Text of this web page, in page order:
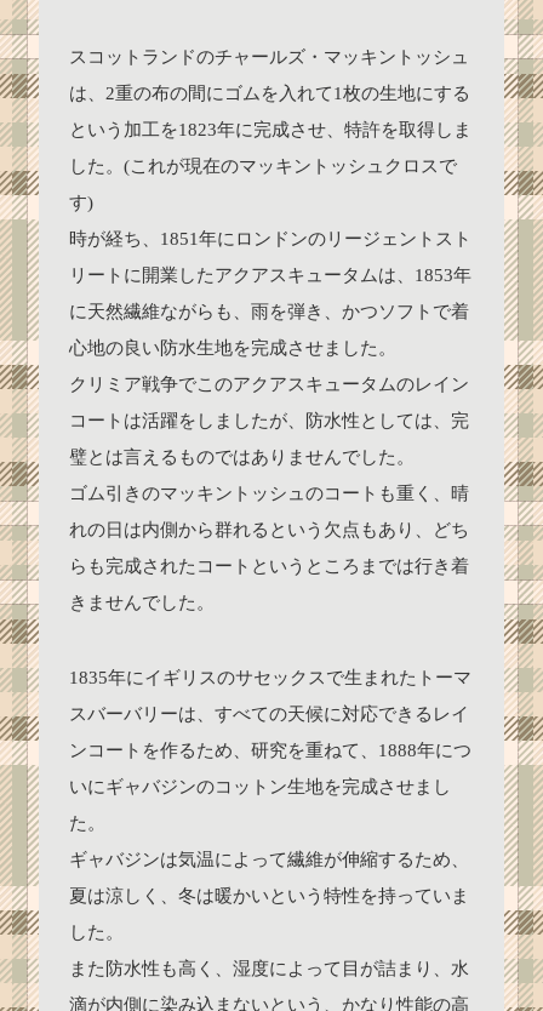
スコットランドのチャールズ・マッキントッシュ
は、2重の布の間にゴムを入れて1枚の生地にする
という加工を1823年に完成させ、特許を取得しま
した。(これが現在のマッキントッシュクロスで
す)
時が経ち、1851年にロンドンのリージェントスト
リートに開業したアクアスキュータムは、1853年
に天然繊維ながらも、雨を弾き、かつソフトで着
心地の良い防水生地を完成させました。
クリミア戦争でこのアクアスキュータムのレイン
コートは活躍をしましたが、防水性としては、完
璧とは言えるものではありませんでした。
ゴム引きのマッキントッシュのコートも重く、晴
れの日は内側から群れるという欠点もあり、どち
らも完成されたコートというところまでは行き着
きませんでした。
1835年にイギリスのサセックスで生まれたトーマ
スバーバリーは、すべての天候に対応できるレイ
ンコートを作るため、研究を重ねて、1888年につ
いにギャバジンのコットン生地を完成させまし
た。
ギャバジンは気温によって繊維が伸縮するため、
夏は涼しく、冬は暖かいという特性を持っていま
した。
また防水性も高く、湿度によって目が詰まり、水
滴が内側に染み込まないという、かなり性能の高